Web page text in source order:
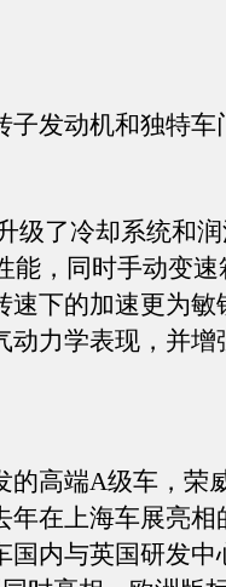
发动机和独特车
了冷却系统和润
能，同时手动变
速下的加速更为敏
动力学表现，并增
高端A级车，荣
年在上海车展亮相
国内与英国研发中